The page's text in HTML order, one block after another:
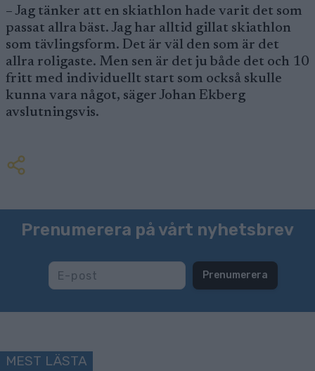
– Jag tänker att en skiathlon hade varit det som
passat allra bäst. Jag har alltid gillat skiathlon
som tävlingsform. Det är väl den som är det
allra roligaste. Men sen är det ju både det och 10
fritt med individuellt start som också skulle
kunna vara något, säger Johan Ekberg
avslutningsvis.
Prenumerera på vårt nyhetsbrev
Prenumerera
MEST LÄSTA